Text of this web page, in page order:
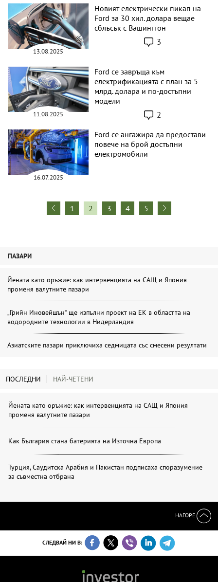
13.08.2025
Новият електрически пикап на
Ford за 30 хил. долара вещае
сблъсък с Вашингтон
3
11.08.2025
Ford се завръща към
електрификацията с план за 5
млрд. долара и по-достъпни
модели
2
16.07.2025
Ford се ангажира да предостави
повече на брой достъпни
електромобили
1 2 3 4 5
ПАЗАРИ
Йената като оръжие: как интервенцията на САЩ и Япония
променя валутните пазари
„Грийн Иновейшън“ ще изпълни проект на ЕК в областта на
водородните технологии в Нидерландия
Азиатските пазари приключиха седмицата със смесени резултати
ПОСЛЕДНИ НАЙ-ЧЕТЕНИ
Йената като оръжие: как интервенцията на САЩ и Япония
променя валутните пазари
Как България стана батерията на Източна Европа
Турция, Саудитска Арабия и Пакистан подписаха споразумение
за съвместна отбрана
НАГОРЕ
СЛЕДВАЙ НИ В: